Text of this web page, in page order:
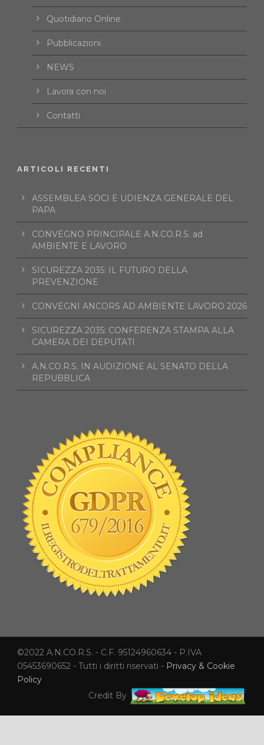
Quotidiano Online
Pubblicazioni
NEWS
Lavora con noi
Contatti
ARTICOLI RECENTI
ASSEMBLEA SOCI E UDIENZA GENERALE DEL
PAPA
CONVEGNO PRINCIPALE A.N.CO.R.S. ad
AMBIENTE E LAVORO
SICUREZZA 2035: IL FUTURO DELLA
PREVENZIONE
CONVEGNI ANCORS AD AMBIENTE LAVORO 2026
SICUREZZA 2035: CONFERENZA STAMPA ALLA
CAMERA DEI DEPUTATI
A.N.CO.R.S. IN AUDIZIONE AL SENATO DELLA
REPUBBLICA
©2022 A.N.CO.R.S. - C.F. 95124960634 - P.IVA
05453690652 - Tutti i diritti riservati - Privacy & Cookie
Policy
Credit By